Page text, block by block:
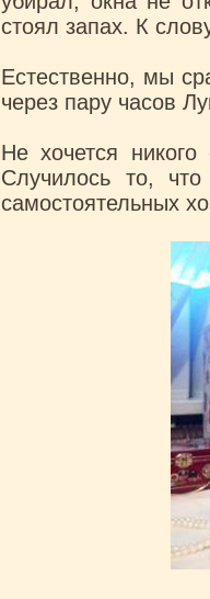
стоял запах. К
Естественно, мы
через пару часов
Не хочется
Случилось то,
самостоятельных